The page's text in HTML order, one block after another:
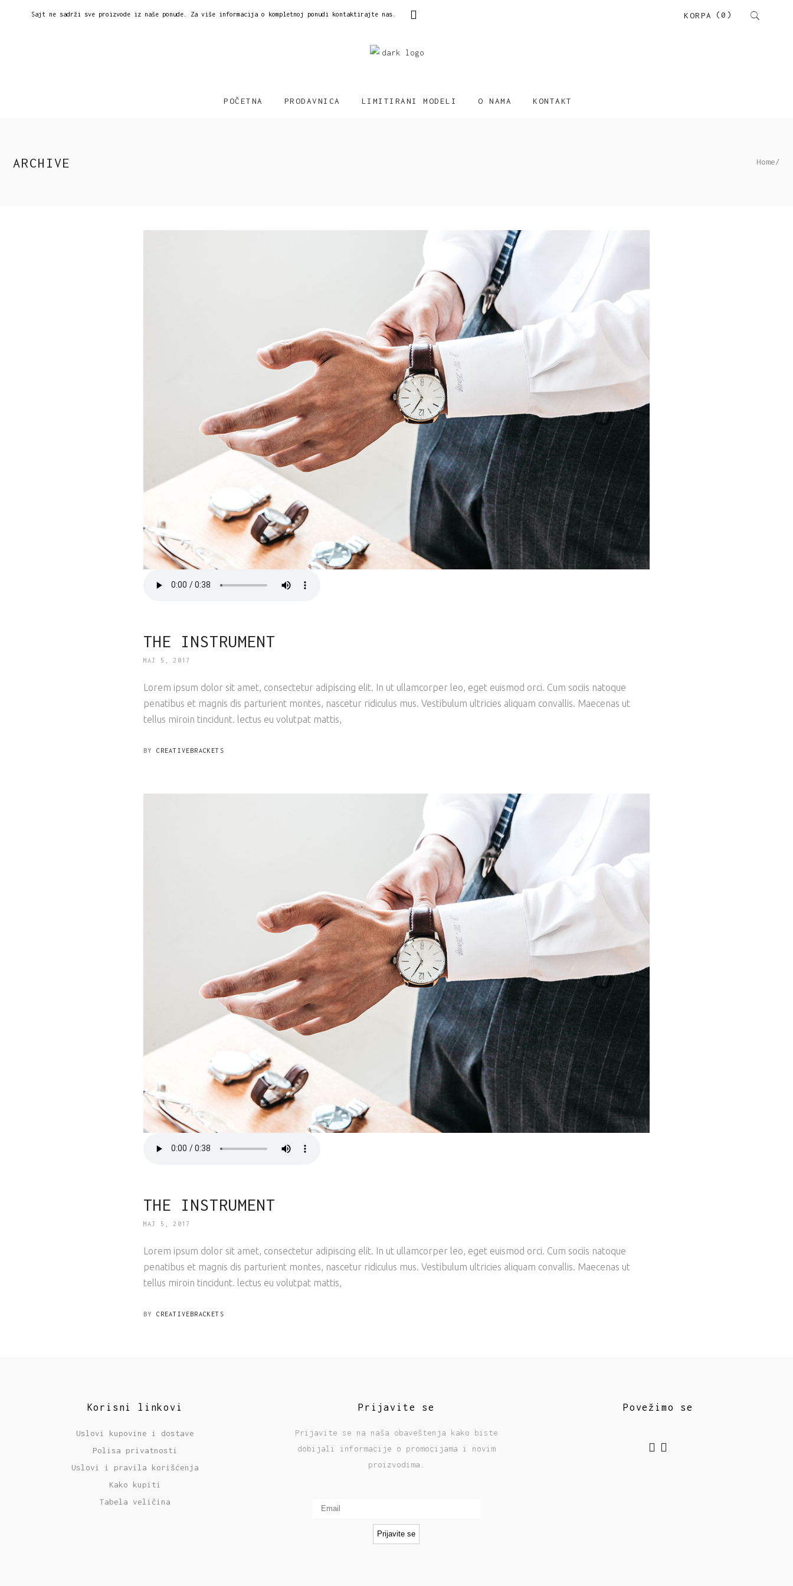
Sajt ne sadrži sve proizvode iz naše ponude. Za više informacija o kompletnoj ponudi kontaktirajte nas. KORPA (0)
POČETNA PRODAVNICA LIMITIRANI MODELI O NAMA KONTAKT
ARCHIVE Home/
THE INSTRUMENT
MAJ 5, 2017
Lorem ipsum dolor sit amet, consectetur adipiscing elit. In ut ullamcorper leo, eget euismod orci. Cum sociis natoque
penatibus et magnis dis parturient montes, nascetur ridiculus mus. Vestibulum ultricies aliquam convallis. Maecenas ut
tellus miroin tincidunt. lectus eu volutpat mattis,
BY CREATIVEBRACKETS
THE INSTRUMENT
MAJ 5, 2017
Lorem ipsum dolor sit amet, consectetur adipiscing elit. In ut ullamcorper leo, eget euismod orci. Cum sociis natoque
penatibus et magnis dis parturient montes, nascetur ridiculus mus. Vestibulum ultricies aliquam convallis. Maecenas ut
tellus miroin tincidunt. lectus eu volutpat mattis,
BY CREATIVEBRACKETS
Korisni linkovi
Uslovi kupovine i dostave
Polisa privatnosti
Uslovi i pravila korišćenja
Kako kupiti
Tabela veličina
Prijavite se
Prijavite se na naša obaveštenja kako biste
dobijali informacije o promocijama i novim
proizvodima.
Povežimo se